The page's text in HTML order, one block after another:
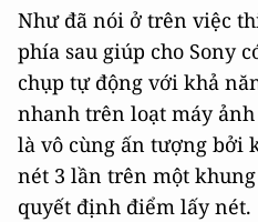
Như đã nói ở trên việc
phía sau giúp cho Sony
chụp tự động với khả
nhanh trên loạt máy
là vô cùng ấn tượng bởi
nét 3 lần trên một
quyết định điểm lấy nét.